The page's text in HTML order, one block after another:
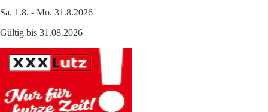
Sa. 1.8. - Mo. 31.8.2026
Gültig bis 31.08.2026